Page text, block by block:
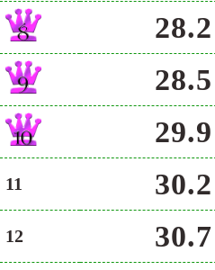
28.2
28.5
29.9
11 30.2
12 30.7